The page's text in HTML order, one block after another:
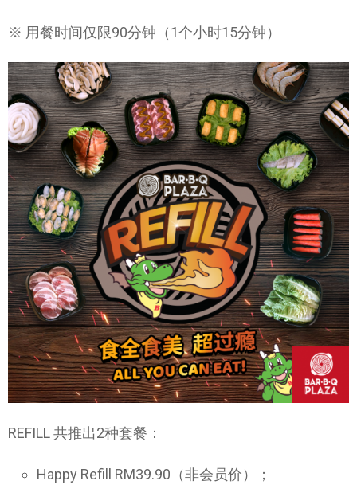
※ 用餐时间仅限90分钟（1个小时15分钟）
REFILL 共推出2种套餐：
Happy Refill RM39.90（非会员价）；